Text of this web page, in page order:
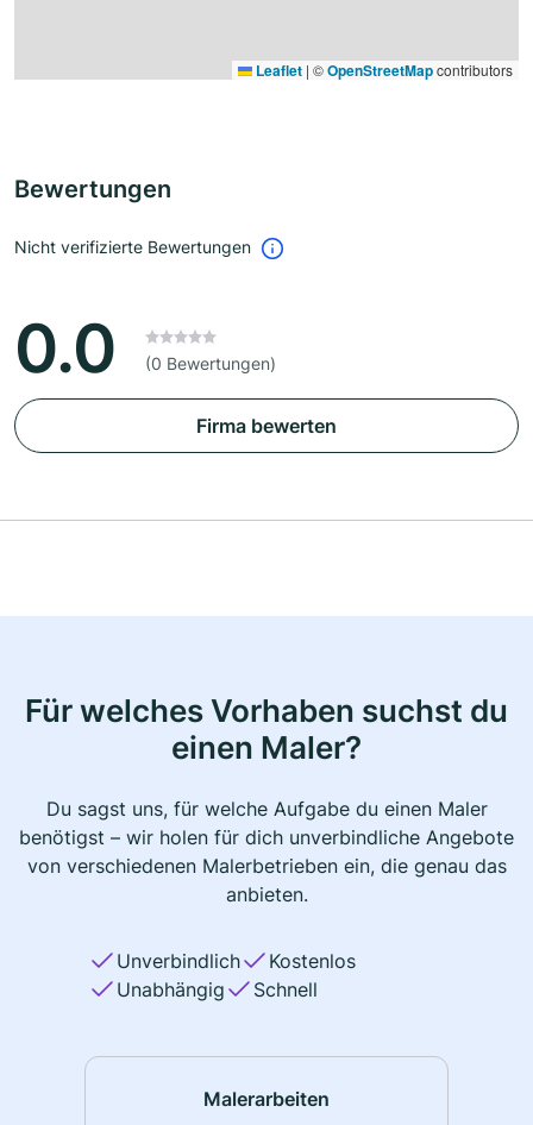
Leaflet | ©OpenStreetMapcontributors
Bewertungen
Nicht verifizierte Bewertungen
0.0 (0 Bewertungen)
Firma bewerten
Für welches Vorhaben suchst du
einen Maler?
Du sagst uns, für welche Aufgabe du einen Maler
benötigst – wir holen für dich unverbindliche Angebote
von verschiedenen Malerbetrieben ein, die genau das
anbieten.
Unverbindlich
Kostenlos
Unabhängig
Schnell
Malerarbeiten